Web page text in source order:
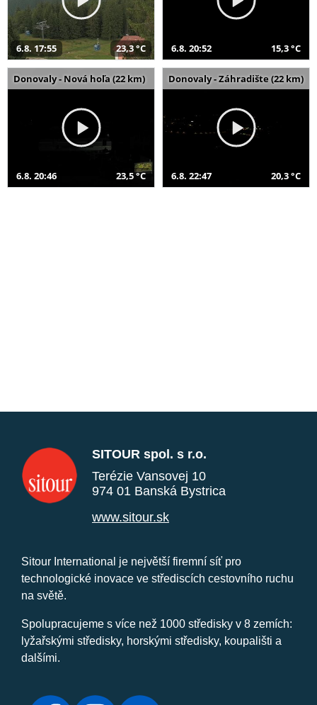
6.8. 17:55 23,3 °C 6.8. 20:52 15,3 °C
Donovaly - Nová hoľa (22 km)
6.8. 20:46 23,5 °C
Donovaly - Záhradište (22 km)
6.8. 22:47 20,3 °C
SITOUR spol. s r.o.
Terézie Vansovej 10
974 01 Banská Bystrica
www.sitour.sk
Sitour International je největší firemní síť pro
technologické inovace ve střediscích cestovního ruchu
na světě.
Spolupracujeme s více než 1000 středisky v 8 zemích:
lyžařskými středisky, horskými středisky, koupališti a
dalšími.